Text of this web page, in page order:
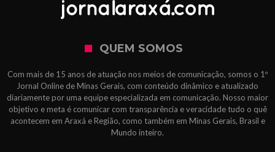
QUEM SOMOS
Com mais de 15 anos de atuação nos meios de comunicação, somos o 1º
Jornal Online de Minas Gerais, com conteúdo dinâmico e atualizado
diariamente por uma equipe especializada em comunicação. Nosso maior
objetivo e meta é comunicar com transparência e veracidade tudo o quê
acontecem em Araxá e Região, como também em Minas Gerais, Brasil e
Mundo inteiro.